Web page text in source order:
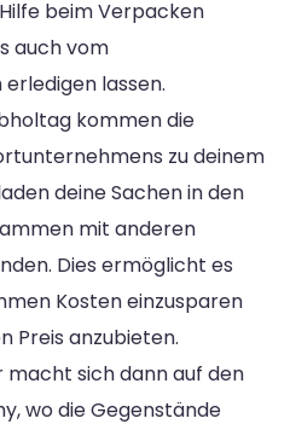
beim Verpacken
auch vom
lassen.
kommen die
zu deinem
deine Sachen in den
mit anderen
Dies ermöglicht es
Kosten einzusparen
Preis anzubieten.
macht sich dann auf den
wo die Gegenstände